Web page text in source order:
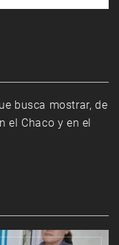
busca mostrar, de
el Chaco y en el